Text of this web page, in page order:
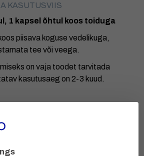
KASUTUSVIIS
1 kapsel õhtul koos toiduga
piisava koguse vedelikuga,
tee või veega.
on vaja toodet tarvitada
kasutusaeg on 2-3 kuud.